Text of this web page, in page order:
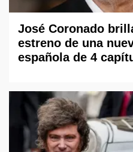
José Coronado
estreno de una
española de 4